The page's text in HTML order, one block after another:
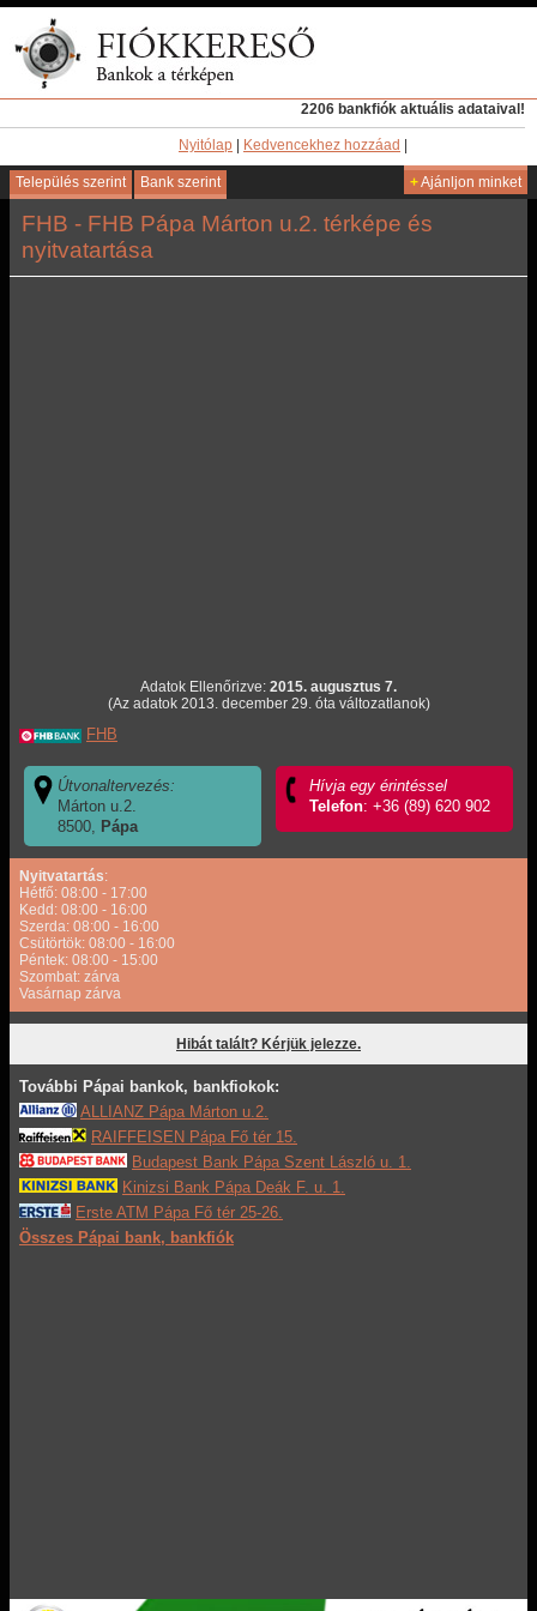
2206 bankfiók aktuális adataival!
Nyitólap Kedvencekhez hozzáad
Település szerint Bank szerint +Ajánljon minket
FHB - FHB Pápa Márton u.2. térképe és
nyitvatartása
Adatok Ellenőrizve: 2015. augusztus 7.
(Az adatok 2013. december 29. óta változatlanok)
FHB
Útvonaltervezés:
Márton u.2.
8500, Pápa
Hívja egy érintéssel
Telefon: +36 (89) 620 902
Nyitvatartás:
Hétfő: 08:00 - 17:00
Kedd: 08:00 - 16:00
Szerda: 08:00 - 16:00
Csütörtök: 08:00 - 16:00
Péntek: 08:00 - 15:00
Szombat: zárva
Vasárnap zárva
Hibát talált? Kérjük jelezze.
További Pápai bankok, bankfiokok:
ALLIANZ Pápa Márton u.2.
RAIFFEISEN Pápa Fő tér 15.
Budapest Bank Pápa Szent László u. 1.
Kinizsi Bank Pápa Deák F. u. 1.
Erste ATM Pápa Fő tér 25-26.
Összes Pápai bank, bankfiók